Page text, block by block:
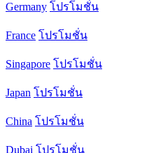
Germany โปรโมชั่น
France โปรโมชั่น
Singapore โปรโมชั่น
Japan โปรโมชั่น
China โปรโมชั่น
Dubai โปรโมชั่น